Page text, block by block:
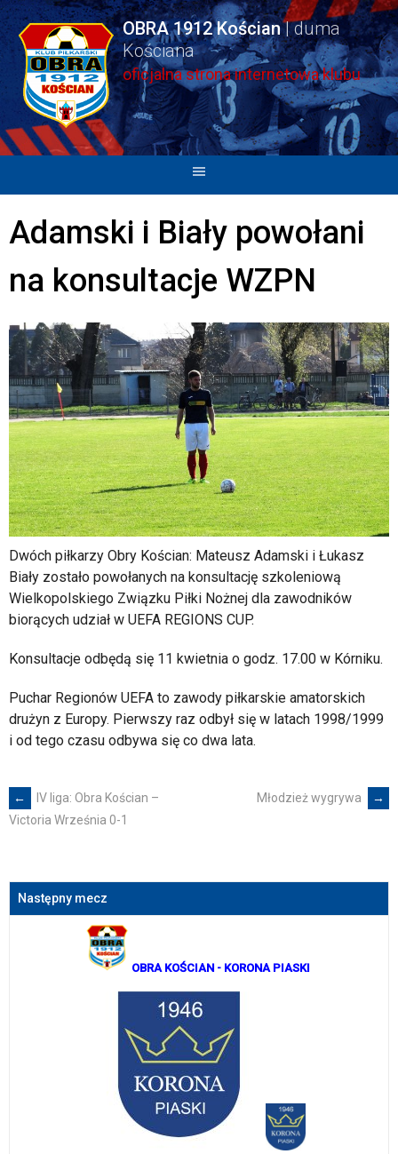
Skip
to
content
OBRA 1912 Kościan
oficjalna strona internetowa klubu
Adamski i Biały powołani
na konsultacje WZPN
Dwóch piłkarzy Obry Kościan: Mateusz Adamski i Łukasz
Biały zostało powołanych na konsultację szkoleniową
Wielkopolskiego Związku Piłki Nożnej dla zawodników
biorących udział w UEFA REGIONS CUP.
Konsultacje odbędą się 11 kwietnia o godz. 17.00 w Kórniku.
Puchar Regionów UEFA to zawody piłkarskie amatorskich
drużyn z Europy. Pierwszy raz odbył się w latach 1998/1999
i od tego czasu odbywa się co dwa lata.
Post
←
IV liga: Obra Kościan –
Victoria Września 0-1
Młodzież wygrywa →
Następny mecz
OBRA KOŚCIAN - KORONA PIASKI